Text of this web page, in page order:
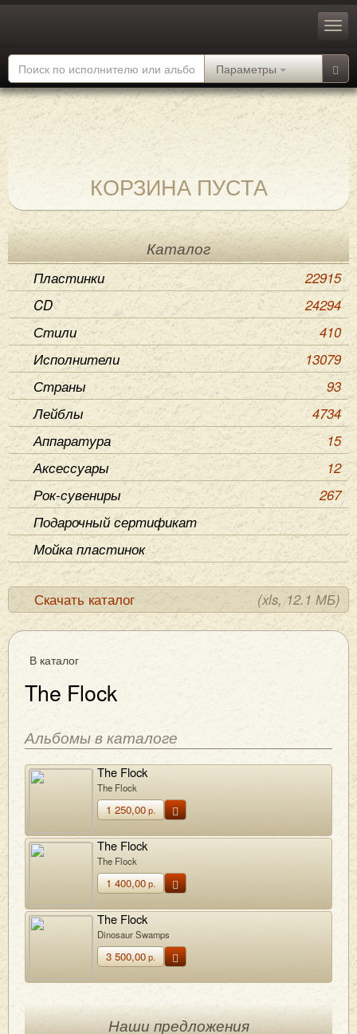
Параметры
КОРЗИНА ПУСТА
Каталог
Пластинки
22915
CD
24294
Стили
410
Исполнители
13079
Страны
93
Лейблы
4734
Аппаратура
15
Аксессуары
12
Рок-сувениры
267
Подарочный сертификат
Мойка пластинок
Скачать каталог (xls, 12.1 МБ)
В каталог
The Flock
Альбомы в каталоге
The Flock
The Flock
1 250,00р.
The Flock
The Flock
1 400,00р.
The Flock
Dinosaur Swamps
3 500,00р.
Наши предложения